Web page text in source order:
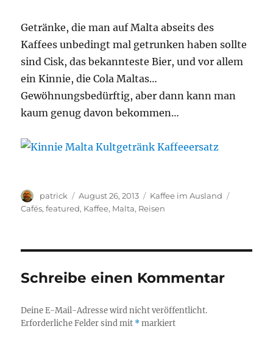
Getränke, die man auf Malta abseits des
Kaffees unbedingt mal getrunken haben sollte
sind Cisk, das bekannteste Bier, und vor allem
ein Kinnie, die Cola Maltas…
Gewöhnungsbedürftig, aber dann kann man
kaum genug davon bekommen…
Autor
patrick
Veröffentlicht
am
August 26, 2013 Kategorien
Kaffee im Ausland
Cafés,featured, Kaffee, Malta, Reisen
Schreibe einen Kommentar
Deine E-Mail-Adresse wird nicht veröffentlicht.
Erforderliche Felder sind mit *markiert